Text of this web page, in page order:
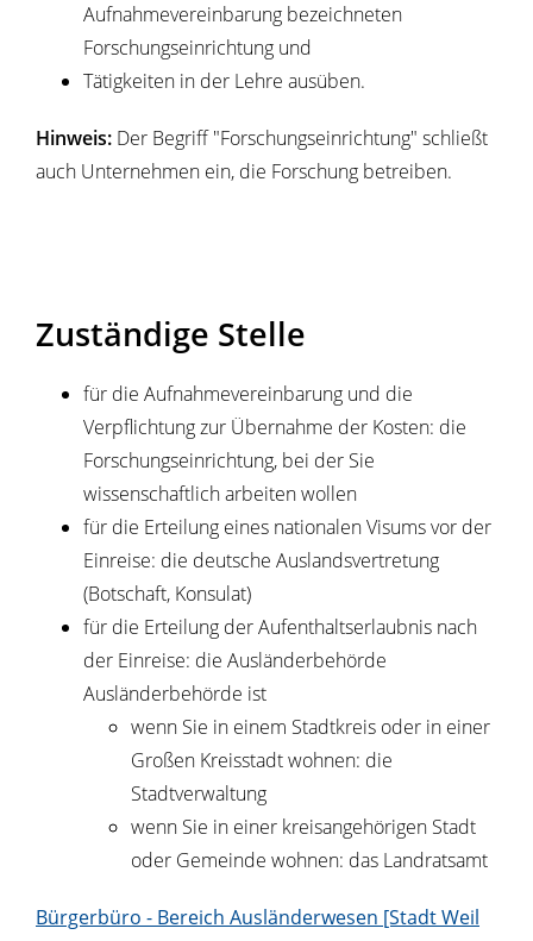
Aufnahmevereinbarung bezeichneten
Forschungseinrichtung und
Tätigkeiten in der Lehre ausüben.
Hinweis: Der Begriff "Forschungseinrichtung" schließt
auch Unternehmen ein, die Forschung betreiben.
Zuständige Stelle
für die Aufnahmevereinbarung und die
Verpflichtung zur Übernahme der Kosten: die
Forschungseinrichtung, bei der Sie
wissenschaftlich arbeiten wollen
für die Erteilung eines nationalen Visums vor der
Einreise: die deutsche Auslandsvertretung
(Botschaft, Konsulat)
für die Erteilung der Aufenthaltserlaubnis nach
der Einreise: die Ausländerbehörde
Ausländerbehörde ist
wenn Sie in einem Stadtkreis oder in einer
Großen Kreisstadt wohnen: die
Stadtverwaltung
wenn Sie in einer kreisangehörigen Stadt
oder Gemeinde wohnen: das Landratsamt
Bürgerbüro - Bereich Ausländerwesen [Stadt Weil